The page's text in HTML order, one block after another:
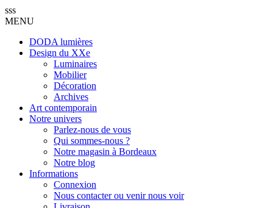
sss
MENU
DODA lumières
Design du XXe
Luminaires
Mobilier
Décoration
Archives
Art contemporain
Notre univers
Parlez-nous de vous
Qui sommes-nous ?
Notre magasin à Bordeaux
Notre blog
Informations
Connexion
Nous contacter ou venir nous voir